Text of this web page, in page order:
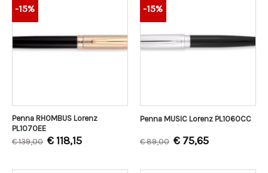
-15%
Penna RHOMBUS Lorenz
PL1070EE
€139,00 €118,15
-15%
Penna MUSIC Lorenz PL1060CC
€89,00 €75,65